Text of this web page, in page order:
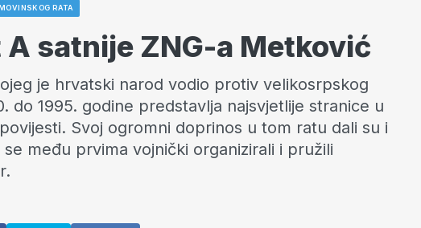
RATA
A satnije ZNG-a Metković
je hrvatski narod vodio protiv velikosrpskog
do 1995. godine predstavlja najsvjetlije stranice u
Svoj ogromni doprinos u tom ratu dali su i
među prvima vojnički organizirali i pružili